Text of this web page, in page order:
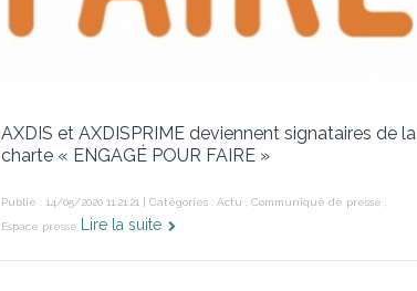
AXDIS et AXDISPRIME deviennent signataires de la
charte « ENGAGÉ POUR FAIRE »
Publié : 14/05/2020 11:21:21 | Catégories : Actu Communiqué de presse
Espace presse
Lire la suite